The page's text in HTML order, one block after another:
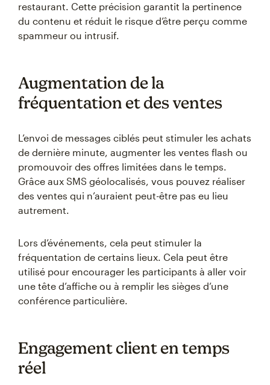
restaurant. Cette précision garantit la pertinence
du contenu et réduit le risque d’être perçu comme
spammeur ou intrusif.
Augmentation de la
fréquentation et des ventes
L’envoi de messages ciblés peut stimuler les achats
de dernière minute, augmenter les ventes flash ou
promouvoir des offres limitées dans le temps.
Grâce aux SMS géolocalisés, vous pouvez réaliser
des ventes qui n’auraient peut-être pas eu lieu
autrement.
Lors d’événements, cela peut stimuler la
fréquentation de certains lieux. Cela peut être
utilisé pour encourager les participants à aller voir
une tête d’affiche ou à remplir les sièges d’une
conférence particulière.
Engagement client en temps
réel